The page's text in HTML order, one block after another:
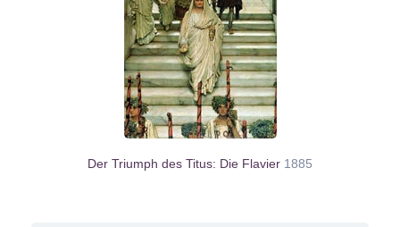
Der Triumph des Titus: Die Flavier 1885